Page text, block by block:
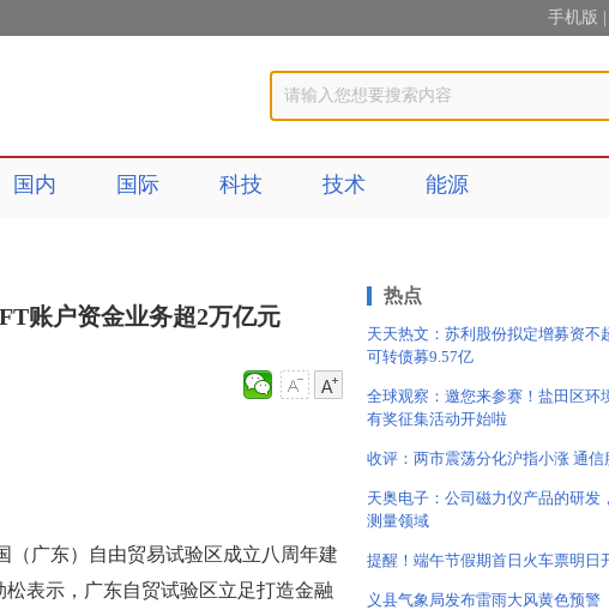
手机版
国内 国际 科技 技术 能源
账户资金业务超2万亿元
（广东）自由贸易试验区成立八周年建
表示，广东自贸试验区立足打造金融
热点
天天热文：苏利股份拟定增募资不
可转债募9.57亿
全球观察：邀您来参赛！盐田区环
有奖征集活动开始啦
收评：两市震荡分化沪指小涨 通
天奥电子：公司磁力仪产品的研发
测量领域
提醒！端午节假期首日火车票明日
义县气象局发布雷雨大风黄色预警